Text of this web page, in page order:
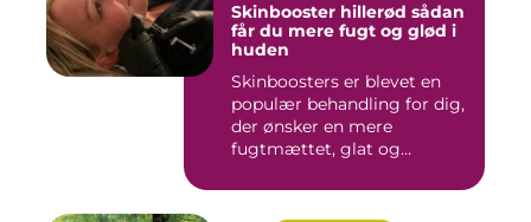
Skinbooster hillerød sådan
får du mere fugt og glød i
huden
Skinboosters er blevet en
populær behandling for dig,
der ønsker en mere
fugtmættet, glat og